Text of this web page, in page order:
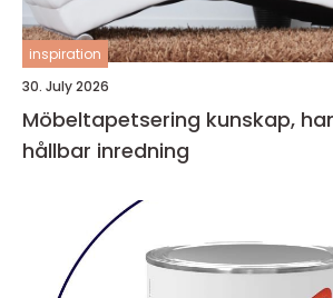
inspiration
30. July 2026
Möbeltapetsering kunskap, hantverk och
hållbar inredning